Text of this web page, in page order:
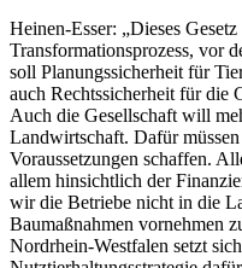
Heinen-Esser: „Dieses
Transformationsprozess, vor
soll Planungssicherheit für
auch Rechtssicherheit für die
Auch die Gesellschaft will
Landwirtschaft. Dafür
Voraussetzungen schaffen.
allem hinsichtlich der
wir die Betriebe nicht in die
Baumaßnahmen vornehmen
Nordrhein-Westfalen setzt